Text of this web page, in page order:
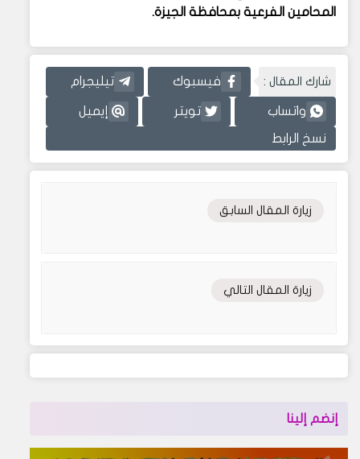
المحامين الفرعية بمحافظة الجيزة.
شارك المقال : فيسبوك تيليجرام
واتساب تويتر إيميل
نسخ الرابط
زيارة المقال السابق
زيارة المقال التالي
إنضم إلينا